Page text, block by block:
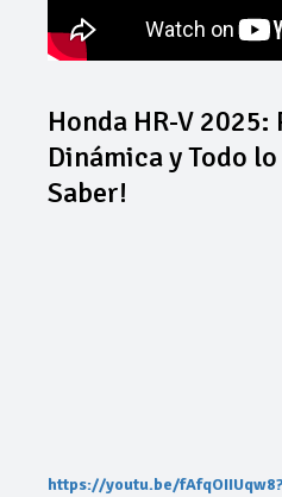
Honda HR-V 2025:
Dinámica y Todo
Saber!
https://youtu.be/